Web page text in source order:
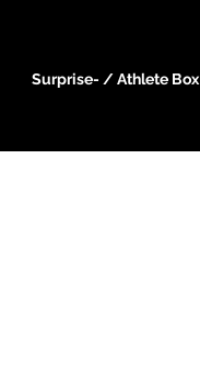
Surprise- / Athlete Box